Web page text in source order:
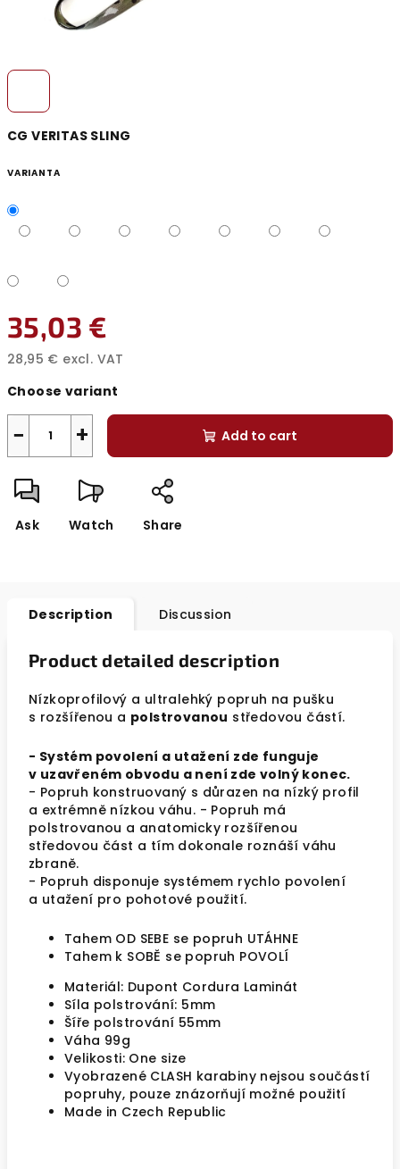
CG VERITAS SLING
VARIANTA
35,03 €
28,95 € excl. VAT
price:
Choose variant
+
− Add to cart
Ask Watch Share
Description Discussion
Product detailed description
Nízkoprofilový a ultralehký popruh na pušku
s rozšířenou a polstrovanou středovou částí.
- Systém povolení a utažení zde funguje
v uzavřeném obvodu a není zde volný konec.
- Popruh konstruovaný s důrazen na nízký profil
a extrémně nízkou váhu. - Popruh má
polstrovanou a anatomicky rozšířenou
středovou část a tím dokonale roznáší váhu
zbraně.
- Popruh disponuje systémem rychlo povolení
a utažení pro pohotové použití.
Tahem OD SEBE se popruh UTÁHNE
Tahem k SOBĚ se popruh POVOLÍ
Materiál: Dupont Cordura Laminát
Síla polstrování: 5mm
Šíře polstrování 55mm
Váha 99g
Velikosti: One size
Vyobrazené CLASH karabiny nejsou součástí
popruhy, pouze znázorňují možné použití
Made in Czech Republic